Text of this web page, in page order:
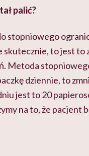
palić?
skutecznie, to jest
Metoda
dziennie, to
jest to 20
na to, że pacjent